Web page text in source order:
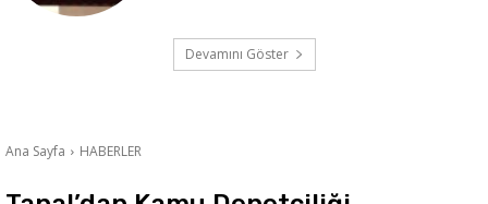
Devamını Göster